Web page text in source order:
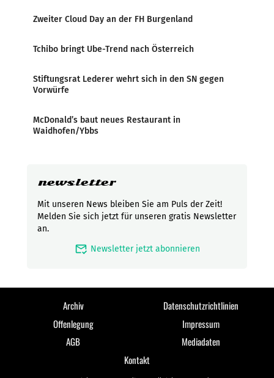
Zweiter Cloud Day an der FH Burgenland
Tchibo bringt Ube-Trend nach Österreich
Stiftungsrat Lederer wehrt sich in den SN gegen
Vorwürfe
McDonald’s baut neues Restaurant in
Waidhofen/Ybbs
newsletter
Mit unseren News bleiben Sie am Puls der Zeit!
Melden Sie sich jetzt für unseren gratis Newsletter
an.
mark_email_read Newsletter jetzt abonnieren
Archiv
Datenschutzrichtlinien
Offenlegung
Impressum
AGB
Mediadaten
Kontakt